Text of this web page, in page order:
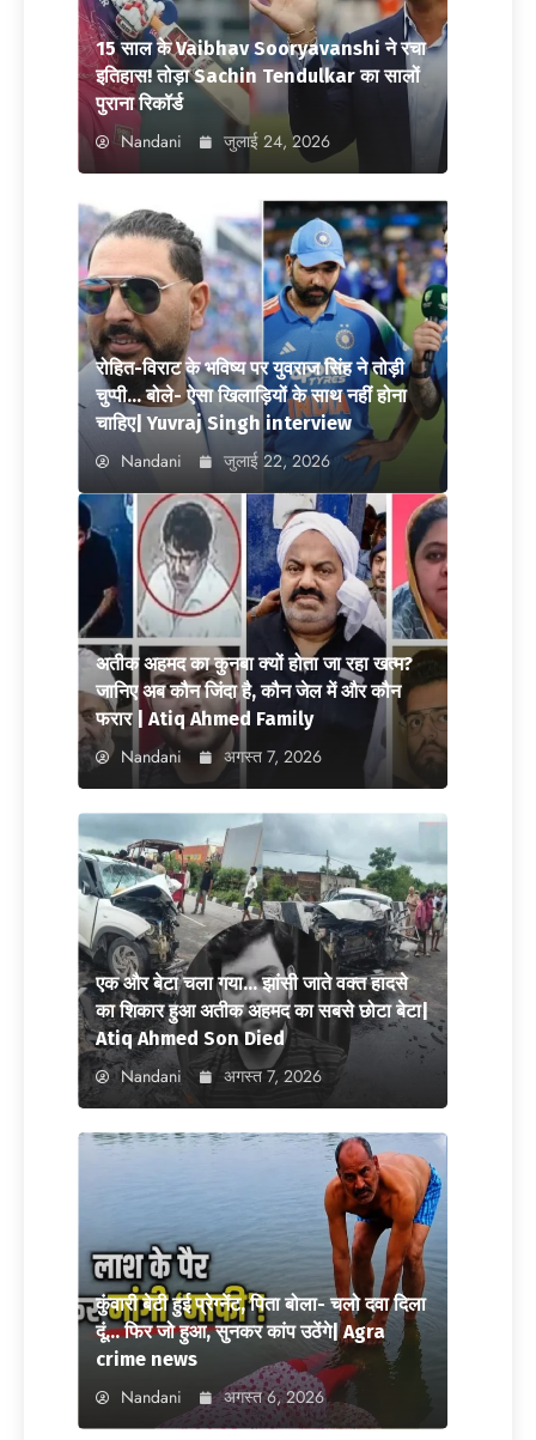
15 साल के Vaibhav Sooryavanshi ने रचा
इतिहास! तोड़ा Sachin Tendulkar का सालों
पुराना रिकॉर्ड
Nandani जुलाई 24, 2026
रोहित-विराट के भविष्य पर युवराज सिंह ने तोड़ी
चुप्पी… बोले- ऐसा खिलाड़ियों के साथ नहीं होना
चाहिए| Yuvraj Singh interview
Nandani जुलाई 22, 2026
अतीक अहमद का कुनबा क्यों होता जा रहा खत्म?
जानिए अब कौन जिंदा है, कौन जेल में और कौन
फरार | Atiq Ahmed Family
Nandani अगस्त 7, 2026
एक और बेटा चला गया… झांसी जाते वक्त हादसे
का शिकार हुआ अतीक अहमद का सबसे छोटा बेटा|
Atiq Ahmed Son Died
Nandani अगस्त 7, 2026
कुंवारी बेटी हुई प्रेग्नेंट, पिता बोला- चलो दवा दिला
दूं… फिर जो हुआ, सुनकर कांप उठेंगे| Agra
crime news
Nandani अगस्त 6, 2026